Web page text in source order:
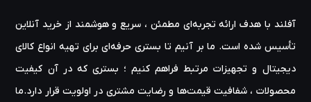
آفلند با هدف ارائه‌ تجربه‌ای مطمئن ، سریع و هوشمند از خرید آنلاین
تأسیس شده است. ما بر آنیم تا بستری حرفه‌ای برای تهیه‌ انواع کالای
دیجیتال و تجهیزات مرتبط فراهم کنیم ؛ بستری که در آن کیفیت
محصولات ، شفافیت قیمت‌ها و رضایت مشتری در اولویت قرار دارد.ما